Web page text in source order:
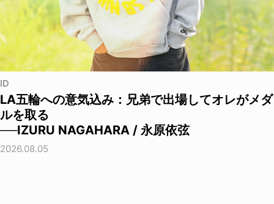
ID
LA五輪への意気込み：兄弟で出場してオレがメダ
ルを取る
──IZURU NAGAHARA / 永原依弦
2026.08.05